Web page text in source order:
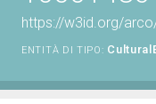
https://w3id.org/
ENTITÀ DI TIPO: